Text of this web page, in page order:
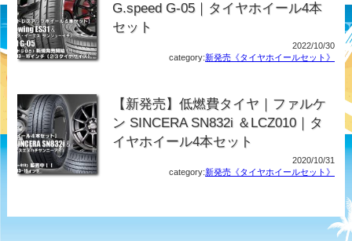
G.speed G-05｜タイヤホイール4本
セット
2022/10/30
category:新発売《タイヤホイールセット》
【新発売】低燃費タイヤ｜ファルケ
ン SINCERA SN832i ＆LCZ010｜タ
イヤホイール4本セット
2020/10/31
category:新発売《タイヤホイールセット》